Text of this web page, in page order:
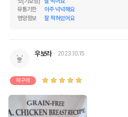
유통기한
아주 넉넉해요
영양정보
잘 적혀있어요
우보라 2023.10.15
재구매